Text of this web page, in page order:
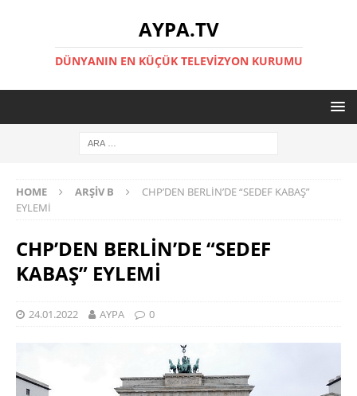
AYPA.TV
DÜNYANIN EN KÜÇÜK TELEVIZYON KURUMU
HOME ARŞIV B
CHP’DEN BERLİN’DE “SEDEF KABAŞ”
EYLEMİ
CHP’DEN BERLİN’DE “SEDEF
KABAŞ” EYLEMİ
24.01.2022 AYPA 0